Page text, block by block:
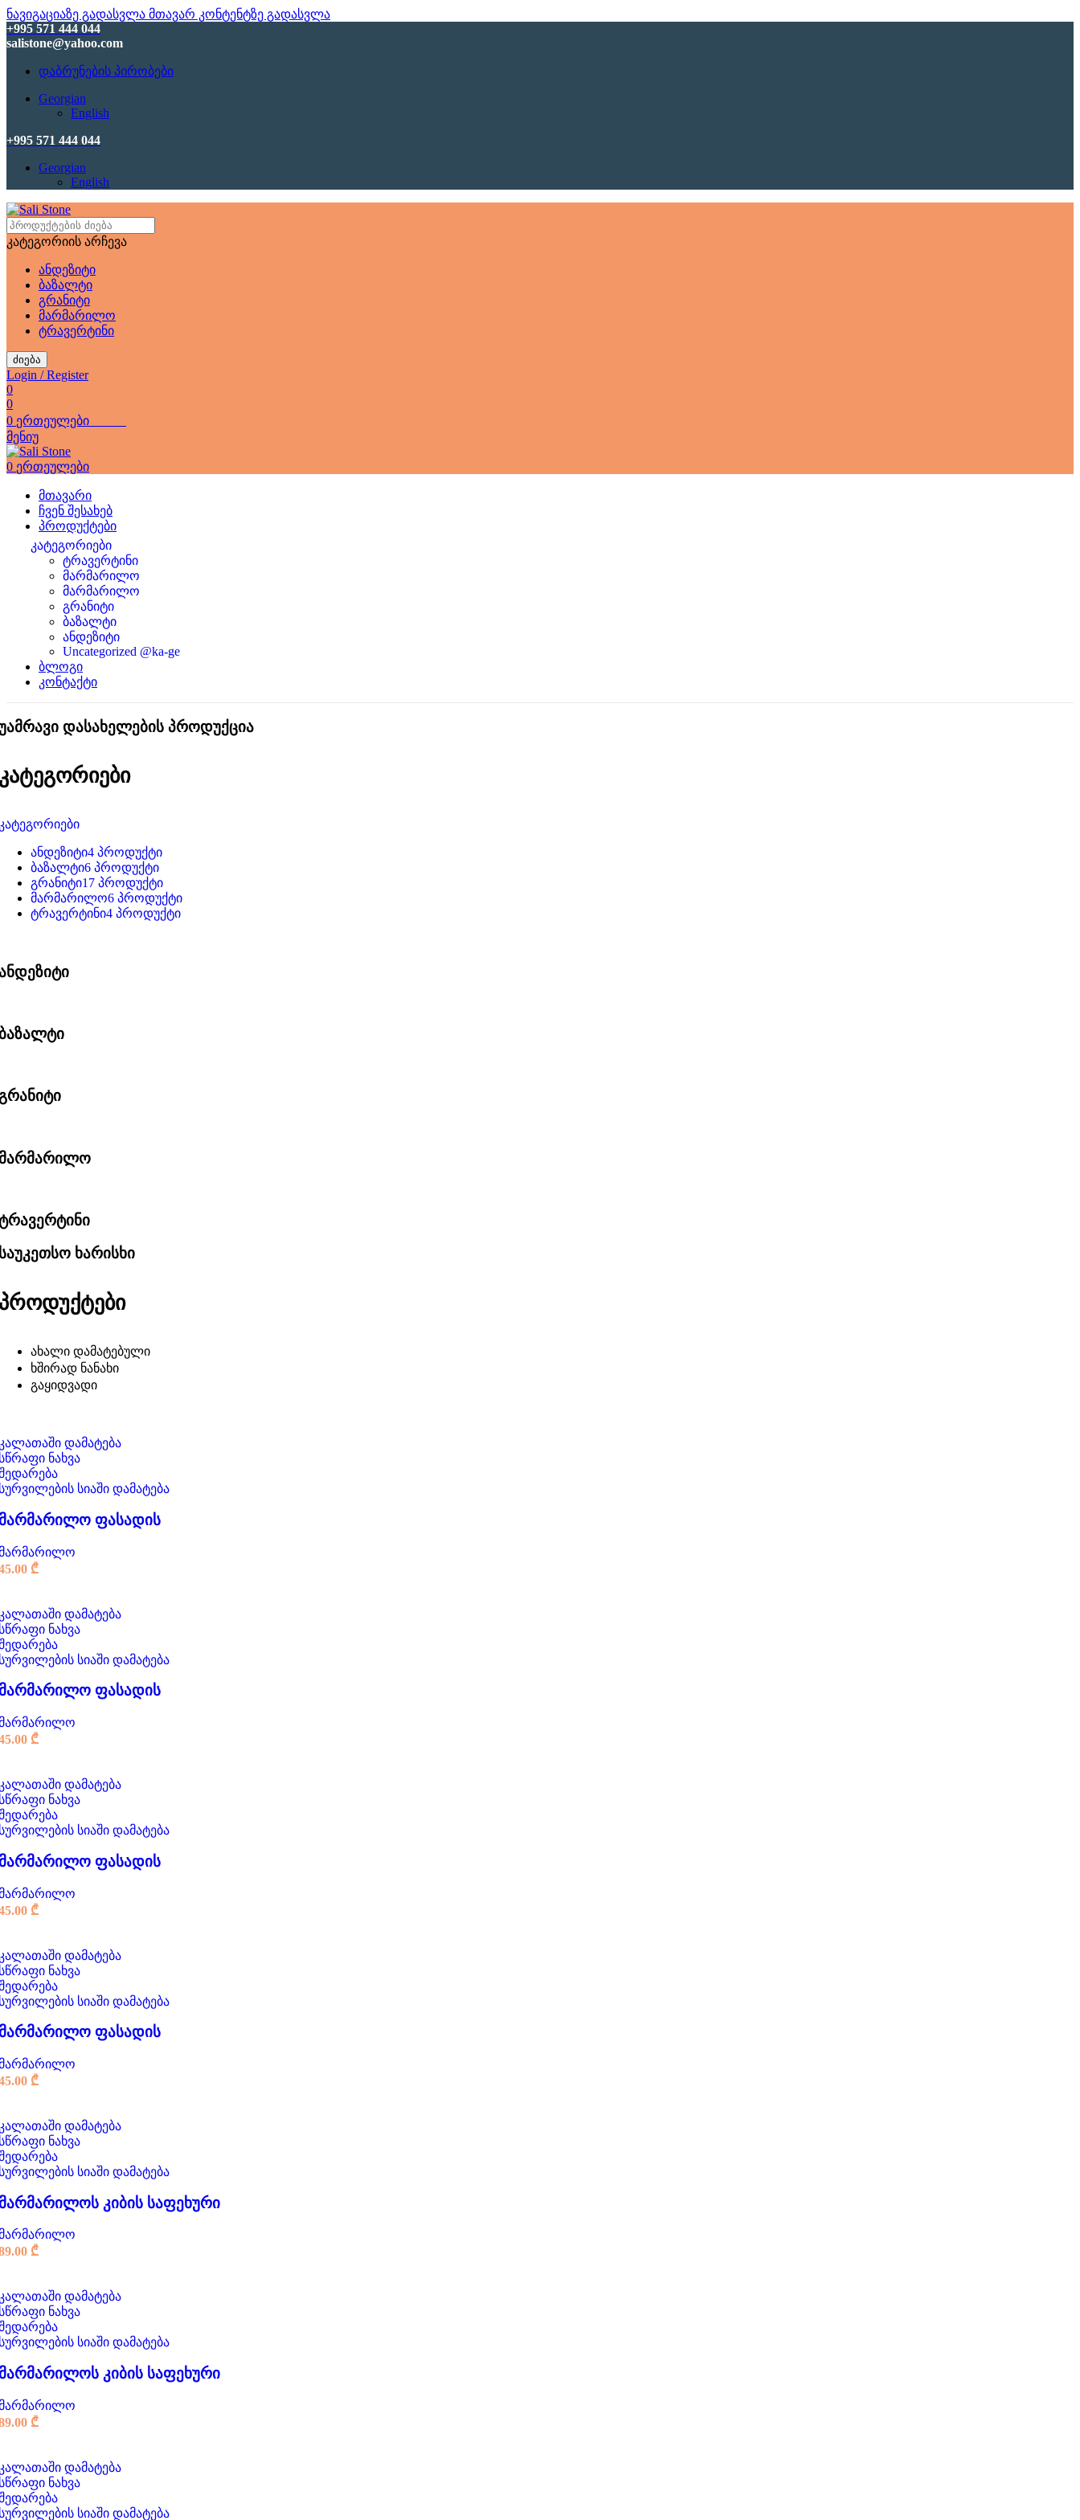
ნავიგაციაზე გადასვლა მთავარ კონტენტზე გადასვლა
+995 571 444 044
salistone@yahoo.com
დაბრუნების პირობები
Georgian
English
+995 571 444 044
Georgian
English
კატეგორიის არჩევა
ანდეზიტი
ბაზალტი
გრანიტი
მარმარილო
ტრავერტინი
ძიება
Login / Register
0
0
0 ერთეულები
მენიუ
0 ერთეულები
მთავარი
ჩვენ შესახებ
პროდუქტები
კატეგორიები
ტრავერტინი
მარმარილო
მარმარილო
გრანიტი
ბაზალტი
ანდეზიტი
Uncategorized @ka-ge
ბლოგი
კონტაქტი
დასახელების პროდუქცია
ანდეზიტი4 პროდუქტი
ბაზალტი6 პროდუქტი
გრანიტი17 პროდუქტი
მარმარილო6 პროდუქტი
ტრავერტინი4 პროდუქტი
ხარისხი
ახალი დამატებული
ხშირად ნანახი
გაყიდვადი
დამატება
ნახვა
სიაში დამატება
ფასადის
₾
დამატება
ნახვა
სიაში დამატება
ფასადის
₾
დამატება
ნახვა
სიაში დამატება
ფასადის
₾
დამატება
ნახვა
სიაში დამატება
ფასადის
₾
დამატება
ნახვა
სიაში დამატება
კიბის საფეხური
₾
დამატება
ნახვა
სიაში დამატება
კიბის საფეხური
₾
დამატება
ნახვა
სიაში დამატება